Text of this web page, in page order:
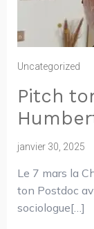
Uncategorized
Pitch
janvier 30, 2025
Le 7 mars la
ton Postdoc
sociologue[…]